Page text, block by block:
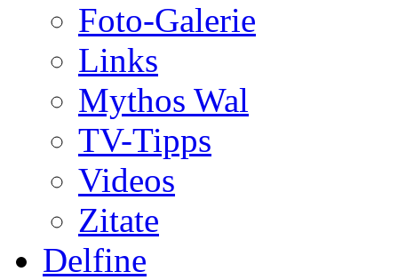
Foto-Galerie
Links
Mythos Wal
TV-Tipps
Videos
Zitate
Delfine